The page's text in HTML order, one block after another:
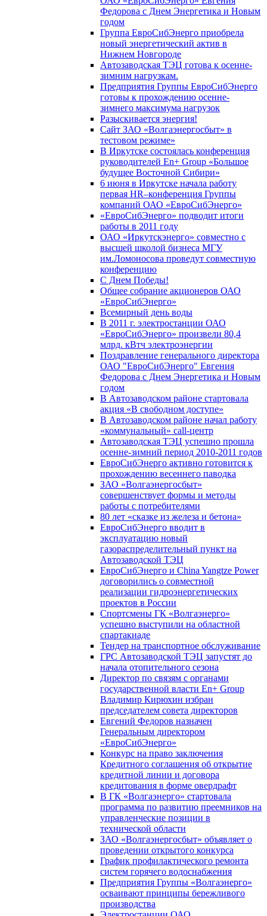
Федорова с Днем Энергетика и Новым
годом
Группа ЕвроСибЭнерго приобрела
новый энергетический актив в
Нижнем Новгороде
Автозаводская ТЭЦ готова к осенне-
зимним нагрузкам.
Предприятия Группы ЕвроСибЭнерго
готовы к прохождению осенне-
зимнего максимума нагрузок
Разыскивается энергия!
Сайт ЗАО «Волгаэнергосбыт» в
тестовом режиме»
В Иркутске состоялась конференция
руководителей En+ Group «Большое
будущее Восточной Сибири»
6 июня в Иркутске начала работу
первая HR–конференция Группы
компаний ОАО «ЕвроСибЭнерго»
«ЕвроСибЭнерго» подводит итоги
работы в 2011 году
ОАО «Иркутскэнерго» совместно с
высшей школой бизнеса МГУ
им.Ломоносова проведут совместную
конференцию
С Днем Победы!
Общее собрание акционеров ОАО
«ЕвроСибЭнерго»
Всемирный день воды
В 2011 г. электростанции ОАО
«ЕвроСибЭнерго» произвели 80,4
млрд. кВтч электроэнергии
Поздравление генерального директора
ОАО "ЕвроСибЭнерго" Евгения
Федорова с Днем Энергетика и Новым
годом
В Автозаводском районе стартовала
акция «В свободном доступе»
В Автозаводском районе начал работу
«коммунальный» call-центр
Автозаводская ТЭЦ успешно прошла
осенне-зимний период 2010-2011 годов
ЕвроСибЭнерго активно готовится к
прохождению весеннего паводка
ЗАО «Волгаэнергосбыт»
совершенствует формы и методы
работы с потребителями
80 лет «сказке из железа и бетона»
ЕвроСибЭнерго вводит в
эксплуатацию новый
газораспределительный пункт на
Автозаводской ТЭЦ
ЕвроСибЭнерго и China Yangtze Power
договорились о совместной
реализации гидроэнергетических
проектов в России
Спортсмены ГК «Волгаэнерго»
успешно выступили на областной
спартакиаде
Тендер на транспортное обслуживание
ГРС Автозаводской ТЭЦ запустят до
начала отопительного сезона
Директор по связям с органами
государственной власти En+ Group
Владимир Кирюхин избран
председателем совета директоров
Евгений Федоров назначен
Генеральным директором
«ЕвроСибЭнерго»
Конкурс на право заключения
Кредитного соглашения об открытие
кредитной линии и договора
кредитования в форме овердрафт
В ГК «Волгаэнерго» стартовала
программа по развитию преемников на
управленческие позиции в
технической области
ЗАО «Волгаэнергосбыт» объявляет о
проведении открытого конкурса
График профилактического ремонта
систем горячего водоснабжения
Предприятия Группы «Волгаэнерго»
осваивают принципы бережливого
производства